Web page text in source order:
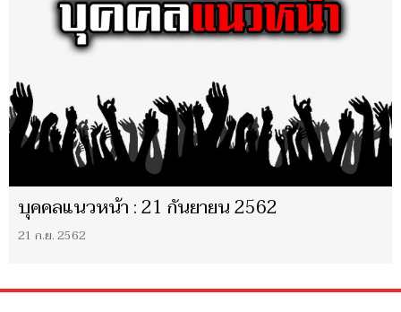
บุคคลแนวหน้า : 21 กันยายน 2562
21 ก.ย. 2562